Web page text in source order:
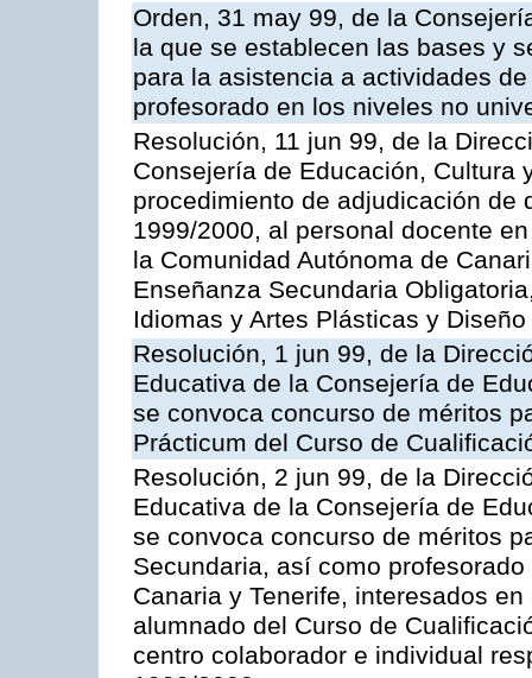
Orden, 31 may 99, de la
la que se establecen las bases y
para la asistencia a actividades
profesorado en los niveles no
Resolución, 11 jun 99, de la
Consejería de Educación, Cultura
procedimiento de adjudicación de
1999/2000, al personal docente
la Comunidad Autónoma de
Enseñanza Secundaria
Idiomas y Artes Plásticas y Diseño
Resolución, 1 jun 99, de la
Educativa de la Consejería de
se convoca concurso de méritos
Prácticum del Curso de
Resolución, 2 jun 99, de la
Educativa de la Consejería de
se convoca concurso de méritos
Secundaria, así como
Canaria y Tenerife, interesados
alumnado del Curso de
centro colaborador e individual